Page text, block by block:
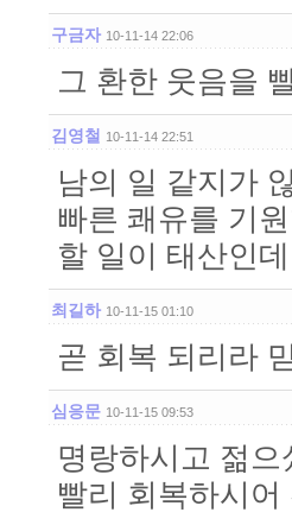
구금자 10-11-14 22:06
그 환한 웃음을
김영철 10-11-14 22:51
남의 일 같지가
빠른 쾌유를 기
할 일이 태산인
최길하 10-11-15 01:10
곧 회복 되리라
심응문 10-11-15 09:53
명랑하시고 젊
빨리 회복하시